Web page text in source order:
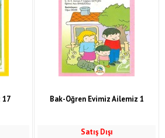
17 Bak-Öğren Evimiz Ailemiz 1
Satış Dışı